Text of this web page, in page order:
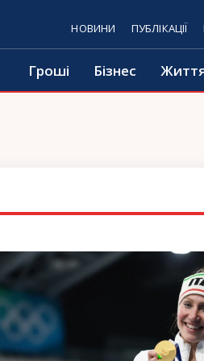
НОВИНИ ПУБЛІКАЦІЇ
Гроші Бізнес